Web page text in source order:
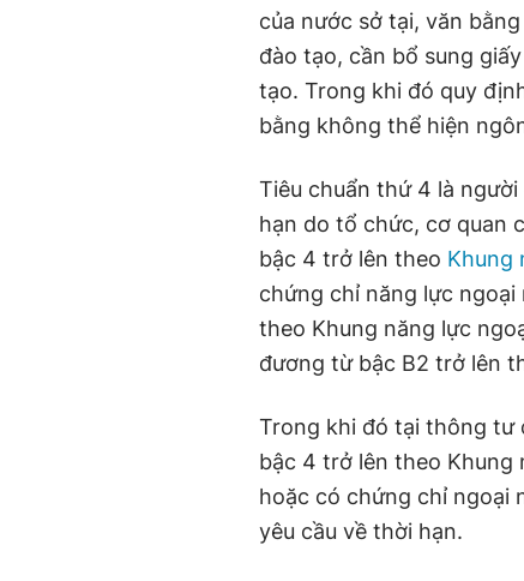
của nước sở tại, văn
đào tạo, cần bổ sung
tạo. Trong khi đó quy
bằng không thể hiện
Tiêu chuẩn thứ 4 là
hạn do tổ chức, cơ quan
bậc 4 trở lên theo Khung
chứng chỉ năng lực
theo Khung năng lực
đương từ bậc B2 trở lên
Trong khi đó tại thông tư
bậc 4 trở lên theo Khung
hoặc có chứng chỉ ngoại
yêu cầu về thời hạn.